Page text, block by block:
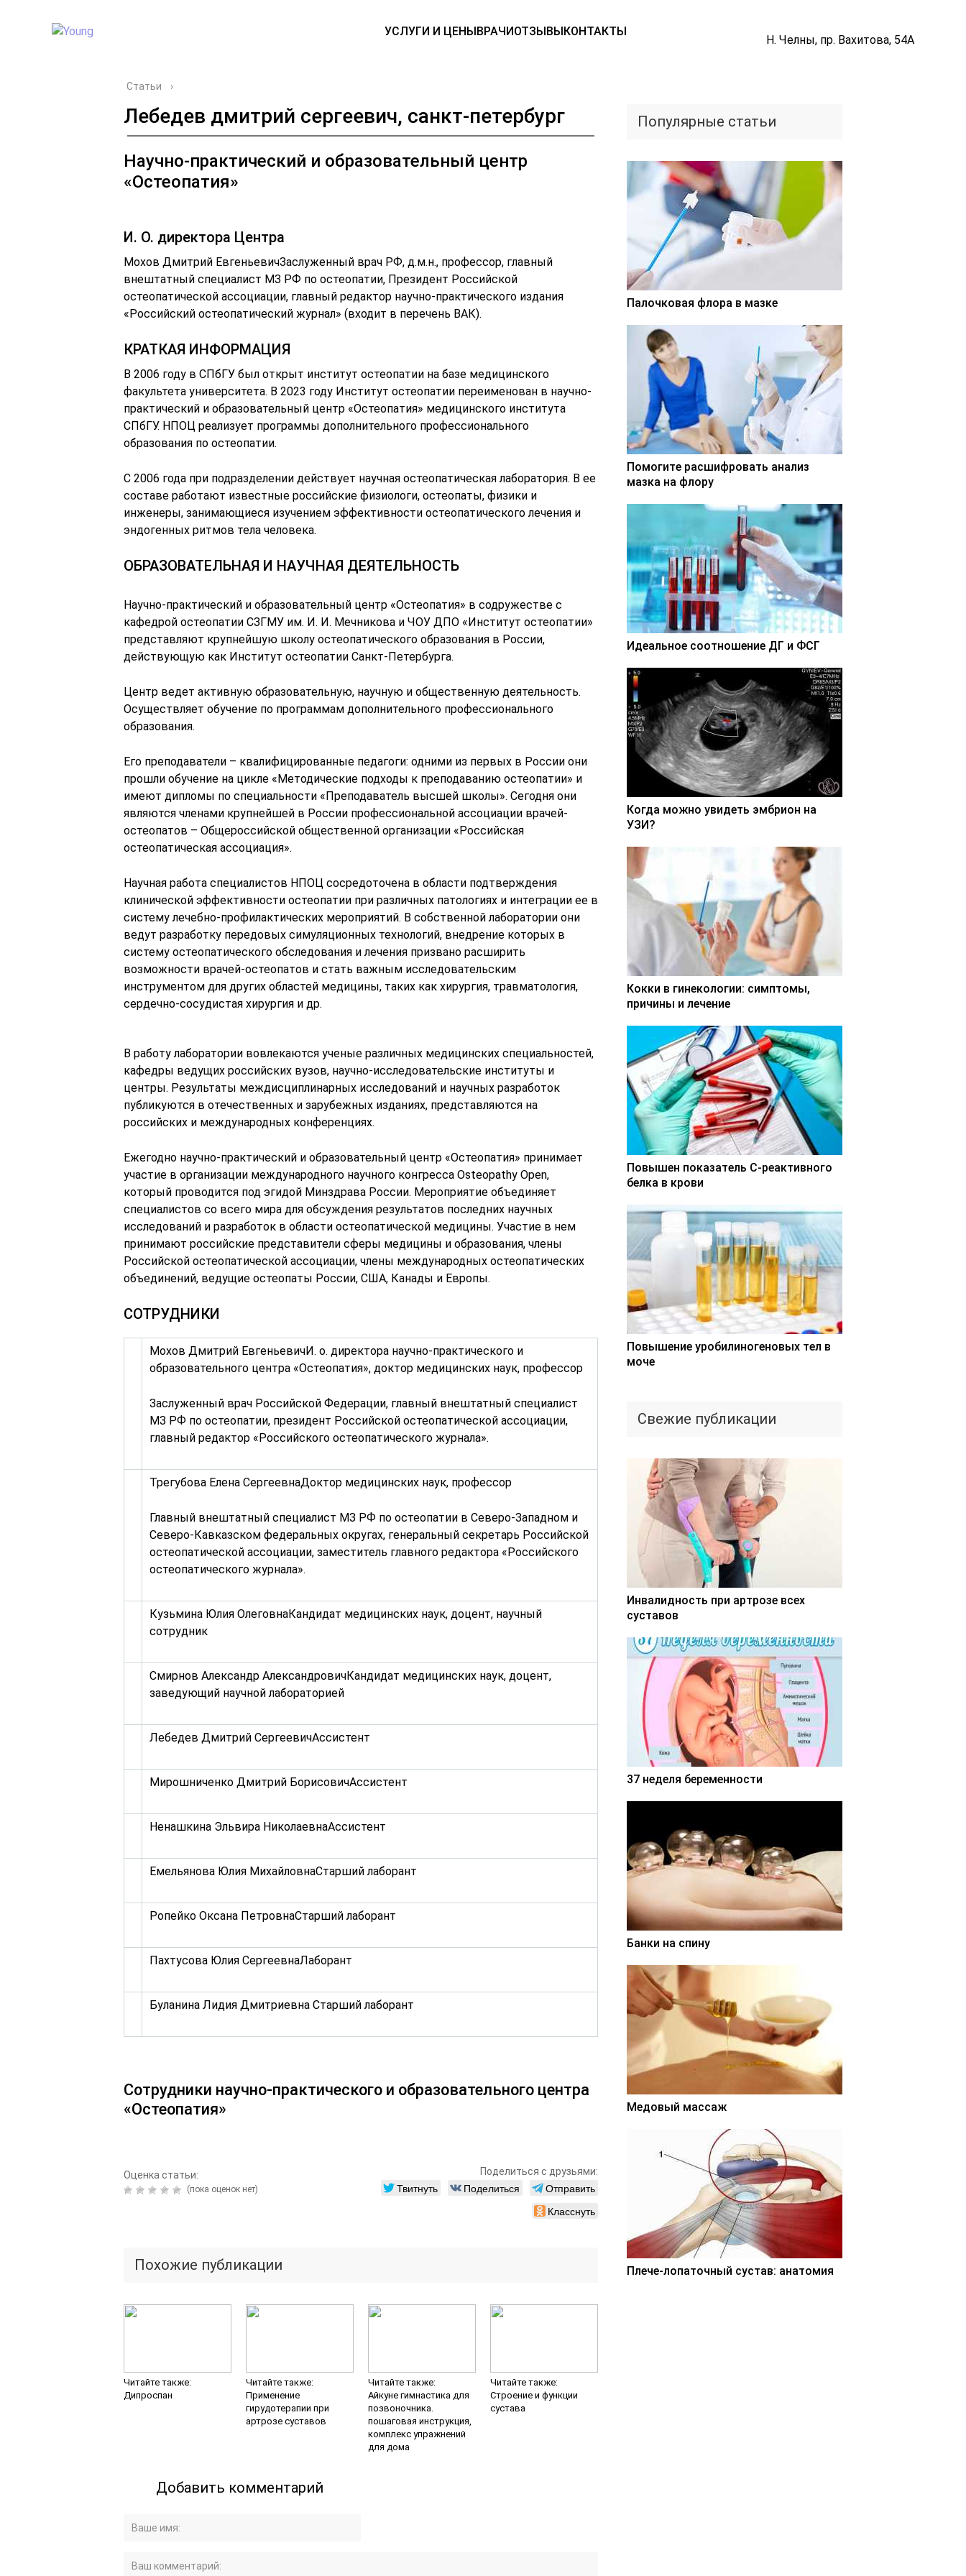
УСЛУГИ И ЦЕНЫВРАЧИОТЗЫВЫКОНТАКТЫ
Н. Челны, пр. Вахитова, 54А
Статьи ›
Лебедев дмитрий сергеевич, санкт-петербург
Научно-практический и образовательный центр
«Остеопатия»
И. О. директора Центра
Мохов Дмитрий ЕвгеньевичЗаслуженный врач РФ, д.м.н., профессор, главный
внештатный специалист МЗ РФ по остеопатии, Президент Российской
остеопатической ассоциации, главный редактор научно-практического издания
«Российский остеопатический журнал» (входит в перечень ВАК).
КРАТКАЯ ИНФОРМАЦИЯ
В 2006 году в СПбГУ был открыт институт остеопатии на базе медицинского
факультета университета. В 2023 году Институт остеопатии переименован в научно-
практический и образовательный центр «Остеопатия» медицинского института
СПбГУ. НПОЦ реализует программы дополнительного профессионального
образования по остеопатии.
С 2006 года при подразделении действует научная остеопатическая лаборатория. В ее
составе работают известные российские физиологи, остеопаты, физики и
инженеры, занимающиеся изучением эффективности остеопатического лечения и
эндогенных ритмов тела человека.
ОБРАЗОВАТЕЛЬНАЯ И НАУЧНАЯ ДЕЯТЕЛЬНОСТЬ
Научно-практический и образовательный центр «Остеопатия» в содружестве с
кафедрой остеопатии СЗГМУ им. И. И. Мечникова и ЧОУ ДПО «Институт остеопатии»
представляют крупнейшую школу остеопатического образования в России,
действующую как Институт остеопатии Санкт-Петербурга.
Центр ведет активную образовательную, научную и общественную деятельность.
Осуществляет обучение по программам дополнительного профессионального
образования.
Его преподаватели – квалифицированные педагоги: одними из первых в России они
прошли обучение на цикле «Методические подходы к преподаванию остеопатии» и
имеют дипломы по специальности «Преподаватель высшей школы». Сегодня они
являются членами крупнейшей в России профессиональной ассоциации врачей-
остеопатов – Общероссийской общественной организации «Российская
остеопатическая ассоциация».
Научная работа специалистов НПОЦ сосредоточена в области подтверждения
клинической эффективности остеопатии при различных патологиях и интеграции ее в
систему лечебно-профилактических мероприятий. В собственной лаборатории они
ведут разработку передовых симуляционных технологий, внедрение которых в
систему остеопатического обследования и лечения призвано расширить
возможности врачей-остеопатов и стать важным исследовательским
инструментом для других областей медицины, таких как хирургия, травматология,
сердечно-сосудистая хирургия и др.
В работу лаборатории вовлекаются ученые различных медицинских специальностей,
кафедры ведущих российских вузов, научно-исследовательские институты и
центры. Результаты междисциплинарных исследований и научных разработок
публикуются в отечественных и зарубежных изданиях, представляются на
российских и международных конференциях.
Ежегодно научно-практический и образовательный центр «Остеопатия» принимает
участие в организации международного научного конгресса Osteopathy Open,
который проводится под эгидой Минздрава России. Мероприятие объединяет
специалистов со всего мира для обсуждения результатов последних научных
исследований и разработок в области остеопатической медицины. Участие в нем
принимают российские представители сферы медицины и образования, члены
Российской остеопатической ассоциации, члены международных остеопатических
объединений, ведущие остеопаты России, США, Канады и Европы.
СОТРУДНИКИ
Мохов Дмитрий ЕвгеньевичИ. о. директора научно-практического и
образовательного центра «Остеопатия», доктор медицинских наук, профессор
Заслуженный врач Российской Федерации, главный внештатный специалист
МЗ РФ по остеопатии, президент Российской остеопатической ассоциации,
главный редактор «Российского остеопатического журнала».
Трегубова Елена СергеевнаДоктор медицинских наук, профессор
Главный внештатный специалист МЗ РФ по остеопатии в Северо-Западном и
Северо-Кавказском федеральных округах, генеральный секретарь Российской
остеопатической ассоциации, заместитель главного редактора «Российского
остеопатического журнала».
Кузьмина Юлия ОлеговнаКандидат медицинских наук, доцент, научный
сотрудник
Смирнов Александр АлександровичКандидат медицинских наук, доцент,
заведующий научной лабораторией
Лебедев Дмитрий СергеевичАссистент
Мирошниченко Дмитрий БорисовичАссистент
Ненашкина Эльвира НиколаевнаАссистент
Емельянова Юлия МихайловнаСтарший лаборант
Ропейко Оксана ПетровнаСтарший лаборант
Пахтусова Юлия СергеевнаЛаборант
Буланина Лидия Дмитриевна Старший лаборант
Сотрудники научно-практического и образовательного центра
«Остеопатия»
Оценка статьи:
(пока оценок нет)
Поделиться с друзьями:
Твитнуть Поделиться
Отправить
Класснуть
Похожие публикации
Читайте также:
Дипроспан
Читайте также:
Применение
гирудотерапии при
артрозе суставов
Читайте также:
Айкуне гимнастика для
позвоночника.
пошаговая инструкция,
комплекс упражнений
для дома
Читайте также:
Строение и функции
сустава
Добавить комментарий
Популярные статьи
Палочковая флора в мазке
Помогите расшифровать анализ
мазка на флору
Идеальное соотношение ДГ и ФСГ
Когда можно увидеть эмбрион на
УЗИ?
Кокки в гинекологии: симптомы,
причины и лечение
Повышен показатель С-реактивного
белка в крови
Повышение уробилиногеновых тел в
моче
Свежие публикации
Инвалидность при артрозе всех
суставов
37 неделя беременности
Банки на спину
Медовый массаж
Плече-лопаточный сустав: анатомия